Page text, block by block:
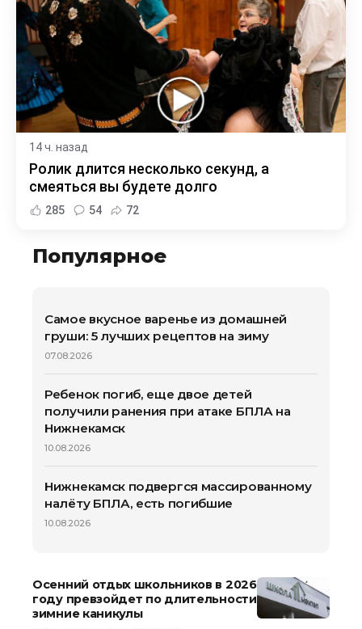
14 ч. назад
Ролик длится несколько секунд, а
смеяться вы будете долго
285 54 72
Популярное
Самое вкусное варенье из домашней
груши: 5 лучших рецептов на зиму
07.08.2026
Ребенок погиб, еще двое детей
получили ранения при атаке БПЛА на
Нижнекамск
10.08.2026
Нижнекамск подвергся массированному
налёту БПЛА, есть погибшие
10.08.2026
Осенний отдых школьников в 2026
году превзойдет по длительности
зимние каникулы